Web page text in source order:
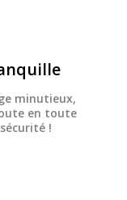
minutieux,
en toute
!